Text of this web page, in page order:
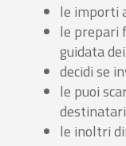
le importi
le prepari
guidata
decidi se
le puoi
destinatari
le inoltri